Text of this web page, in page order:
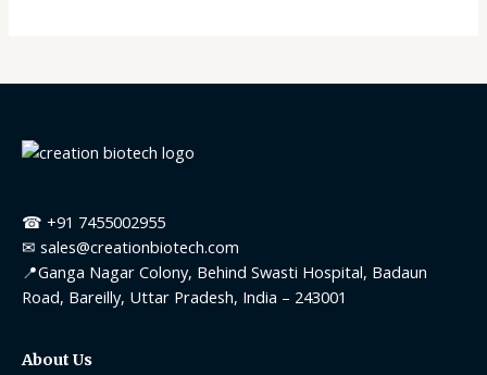
☎ +91 7455002955
✉ sales@creationbiotech.com
📍Ganga Nagar Colony, Behind Swasti Hospital, Badaun
Road, Bareilly, Uttar Pradesh, India – 243001
About Us